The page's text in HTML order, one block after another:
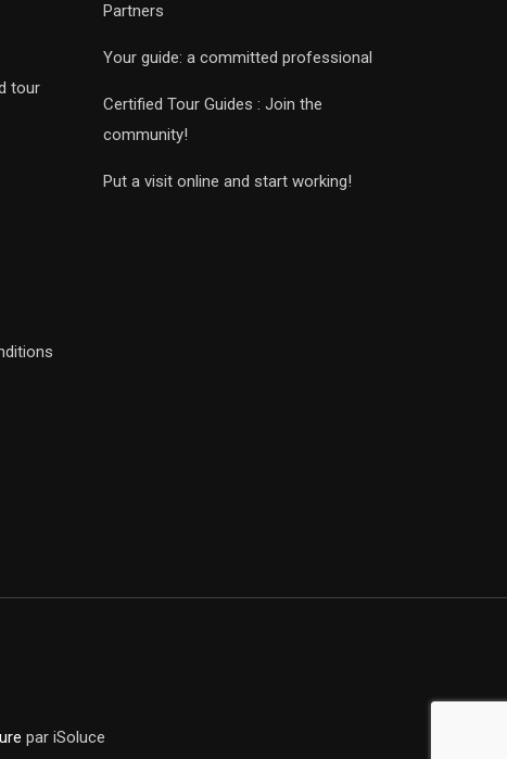
tour
Partners
Your guide: a committed professional
Certified Tour Guides : Join the
community!
Put a visit online and start working!
par iSoluce